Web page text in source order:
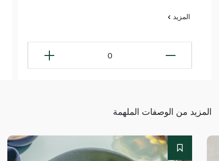
المزيد
0
المزيد من الوصفات الملهمة